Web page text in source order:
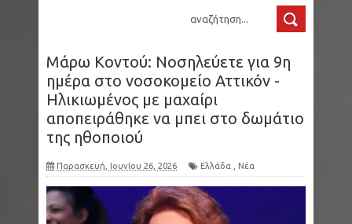
Μάρω Κοντού: Νοσηλεύετε για 9η
ημέρα στο νοσοκομείο Αττικόν -
Ηλικιωμένος με μαχαίρι
αποπειράθηκε να μπει στο δωμάτιο
της ηθοποιού
Παρασκευή, Ιουνίου 26, 2026 Ελλάδα Νέα